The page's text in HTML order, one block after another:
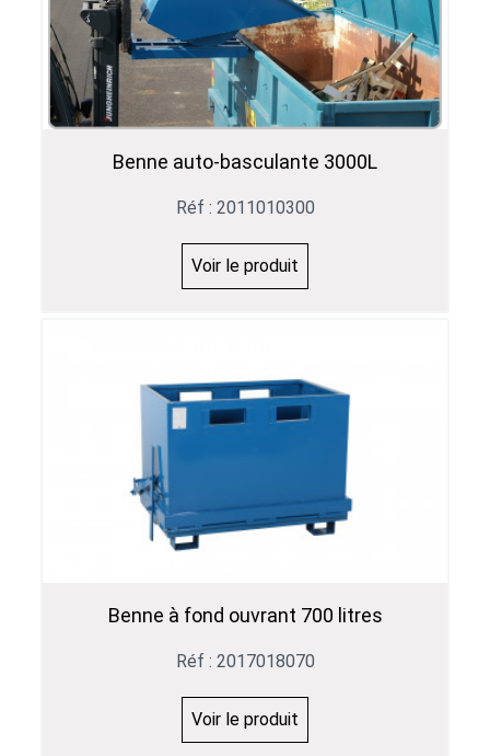
Benne auto-basculante 3000L
Réf : 2011010300
Voir le produit
Benne à fond ouvrant 700 litres
Réf : 2017018070
Voir le produit